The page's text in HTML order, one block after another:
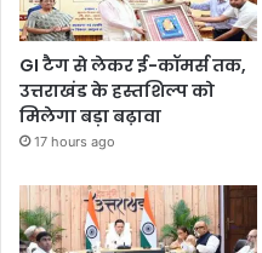
GI टैग से लेकर ई-कॉमर्स तक,
उत्तराखंड के हस्तशिल्प को
मिलेगा बड़ा बढ़ावा
17 hours ago